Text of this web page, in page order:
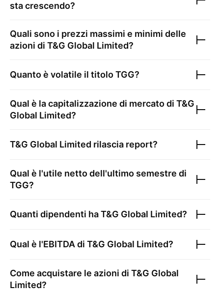
sta crescendo?
Quali sono i prezzi massimi e minimi delle
azioni di T&G Global Limited?
Quanto è volatile il titoloTGG?
Qual è la capitalizzazione di mercato di T&G
Global Limited?
T&G Global Limited rilascia report?
Qual è l'utile netto dell'ultimo semestre di
TGG?
Quanti dipendenti haT&G Global Limited?
Qual è l'EBITDA di T&G Global Limited?
Come acquistare le azioni di T&G Global
Limited?